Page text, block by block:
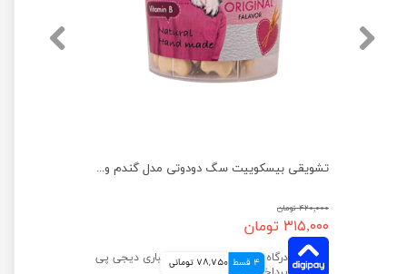
تشویقی بیسکوییت سگ دودوتی مدل گندم وزن 150 گرم
۴۲۰,۰۰۰ تومان
۳۱۵,۰۰۰ تومان
4 قسط 78,750 تومانی